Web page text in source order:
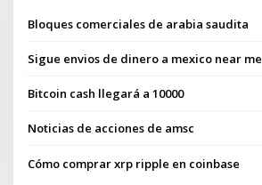
Bloques comerciales de arabia saudita
Sigue envios de dinero a mexico near me
Bitcoin cash llegará a 10000
Noticias de acciones de amsc
Cómo comprar xrp ripple en coinbase